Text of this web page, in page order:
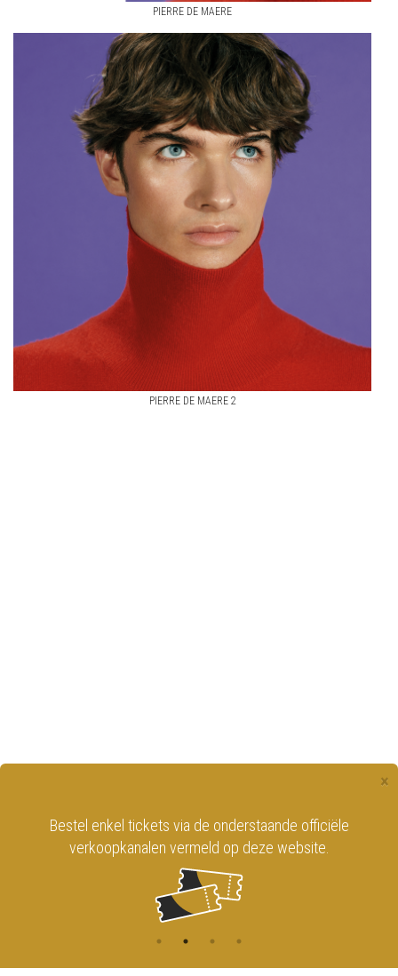
PIERRE DE MAERE
PIERRE DE MAERE 2
×
Bestel enkel tickets via de onderstaande officiële
verkoopkanalen vermeld op deze website.